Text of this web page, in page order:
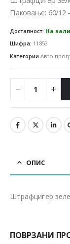
Паковање: 60/12
Достапност: На
Шифра: 11853
Категории Авто
ОПИС
Штрафцигер
ПОВРЗАНИ